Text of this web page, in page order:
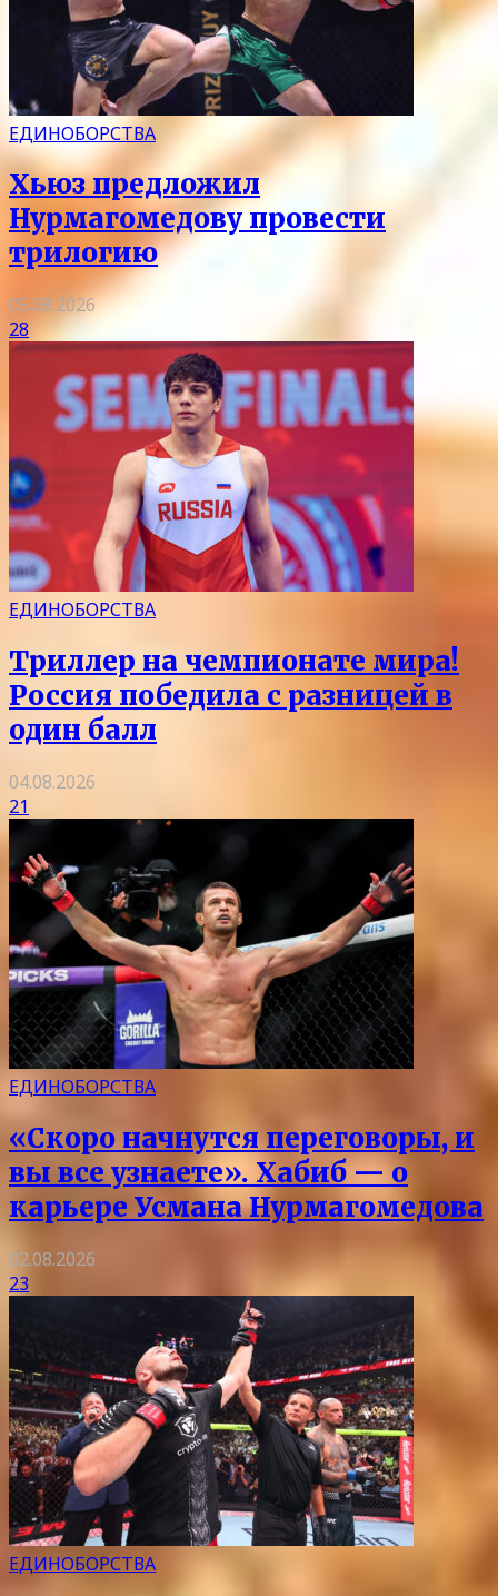
ЕДИНОБОРСТВА
Хьюз предложил
Нурмагомедову провести
трилогию
05.08.2026
28
ЕДИНОБОРСТВА
Триллер на чемпионате мира!
Россия победила с разницей в
один балл
04.08.2026
21
ЕДИНОБОРСТВА
«Скоро начнутся переговоры, и
вы все узнаете». Хабиб — о
карьере Усмана Нурмагомедова
02.08.2026
23
ЕДИНОБОРСТВА